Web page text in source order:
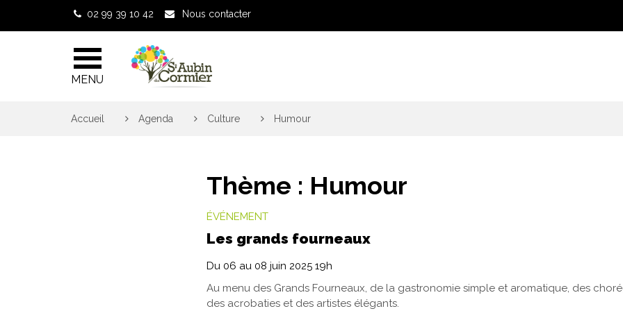
02 99 39 10 42 Nous contacter
MENU
Accueil Agenda Culture Humour
Thème : Humour
ÉVÉNEMENT
Les grands fourneaux
Du 06 au 08 juin 2025 19h
Au menu des Grands Fourneaux, de la gastronomie simple et aromatique, des
des acrobaties et des artistes élégants.